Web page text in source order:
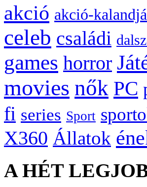
akció akció-
celeb családi
games horror
movies nők PC
fi series Sport
X360 Állatok
A HÉT